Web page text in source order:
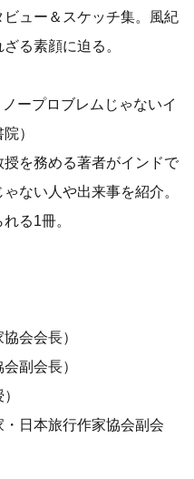
ュー＆スケッチ集。風紀
る素顔に迫る。
ープロブレムじゃないイ
）
を務める著者がインドで
ない人や出来事を紹介。
る1冊。
会会長）
副会長）
日本旅行作家協会副会